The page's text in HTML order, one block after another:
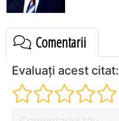
Comentarii
Evaluați acest citat: